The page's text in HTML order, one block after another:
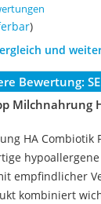
)
und
Bewertung:
Milchnahrung
HA Combiotik
empfindlicher
kombiniert